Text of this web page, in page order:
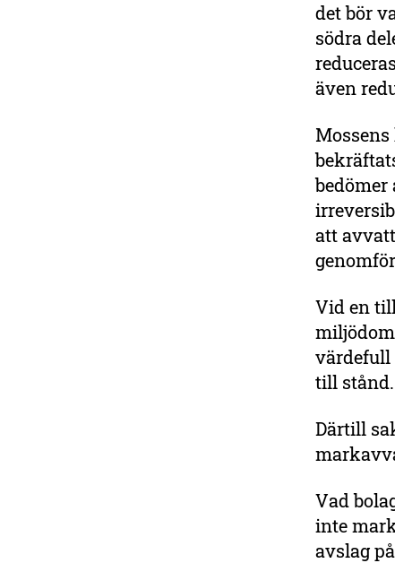
det bör
södra
även
att
Vid en
värdefull
till stånd.
Därtill
Vad
inte
avslag